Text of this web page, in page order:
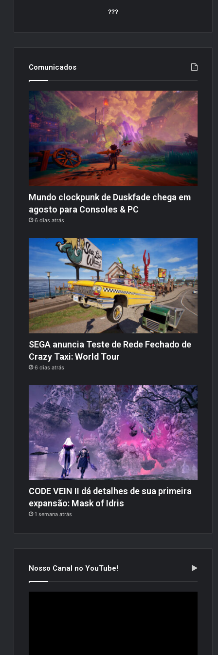
???
Comunicados
Mundo clockpunk de Duskfade chega em
agosto para Consoles & PC
6 dias atrás
SEGA anuncia Teste de Rede Fechado de
Crazy Taxi: World Tour
6 dias atrás
CODE VEIN II dá detalhes de sua primeira
expansão: Mask of Idris
1 semana atrás
Nosso Canal no YouTube!